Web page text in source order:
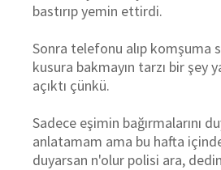
bastırıp yemin ettirdi.
Sonra telefonu alıp komşuma
kusura bakmayın tarzı bir şey
açıktı çünkü.
Sadece eşimin bağırmalarını
anlatamam ama bu hafta
duyarsan n'olur polisi ara,